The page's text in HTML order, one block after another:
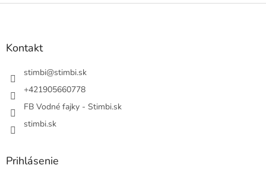
Z
Kontakt
stimbi@stimbi.sk
+421905660778
FB Vodné fajky - Stimbi.sk
stimbi.sk
Prihlásenie